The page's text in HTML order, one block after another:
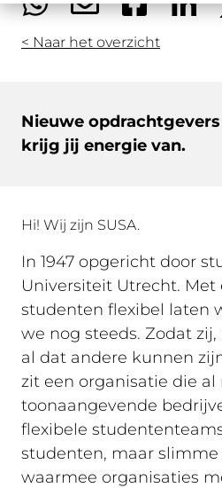
< Naar het overzicht
Nieuwe
krijg jij energie van.
Hi! Wij zijn SUSA.
In 1947 opgericht door
Universiteit Utrecht. Met
studenten flexibel laten
we nog steeds. Zodat
al dat andere kunnen
zit een organisatie die al
toonaangevende
flexibele
studenten, maar slimme
waarmee organisaties